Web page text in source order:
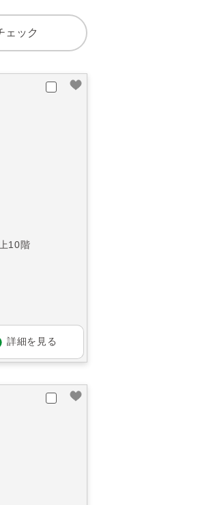
ェック
10階
詳細を見る